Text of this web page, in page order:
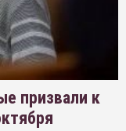
призвали к